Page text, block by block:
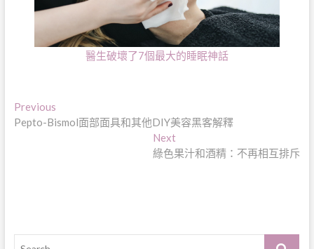
醫生破壞了7個最大的睡眠神話
文
章
PreviousPrevious
post:
Pepto-Bismol面部面具和其他DIY美容黑客解釋
NextNext
post:
綠色果汁和酒精：不再相互排斥
Search